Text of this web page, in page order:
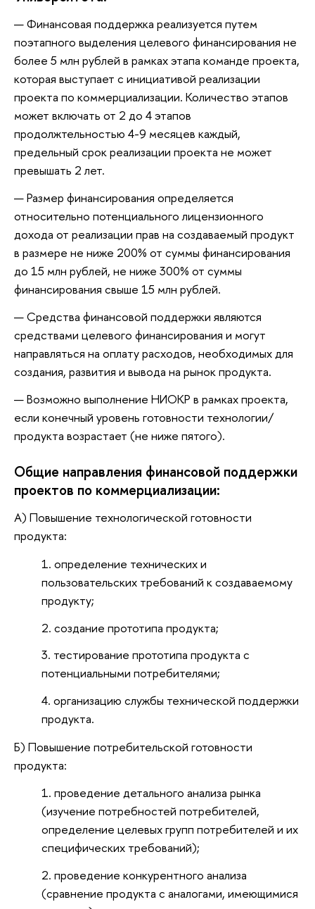
Финансовая поддержка реализуется путем
поэтапного выделения целевого финансирования не
более 5 млн рублей в рамках этапа команде проекта,
которая выступает с инициативой реализации
проекта по коммерциализации. Количество этапов
может включать от 2 до 4 этапов
продолжтельностью 4-9 месяцев каждый,
предельный срок реализации проекта не может
превышать 2 лет.
Размер финансирования определяется
относительно потенциального лицензионного
дохода от реализации прав на создаваемый продукт
в размере не ниже 200% от суммы финансирования
до 15 млн рублей, не ниже 300% от суммы
финансирования свыше 15 млн рублей.
Средства финансовой поддержки являются
средствами целевого финансирования и могут
направляться на оплату расходов, необходимых для
создания, развития и вывода на рынок продукта.
Возможно выполнение НИОКР в рамках проекта,
если конечный уровень готовности технологии/
продукта возрастает (не ниже пятого).
Общие направления финансовой поддержки
проектов по коммерциализации:
А) Повышение технологической готовности
продукта:
определение технических и
пользовательских требований к создаваемому
продукту;
создание прототипа продукта;
тестирование прототипа продукта с
потенциальными потребителями;
организацию службы технической поддержки
продукта.
Б) Повышение потребительской готовности
продукта:
проведение детального анализа рынка
(изучение потребностей потребителей,
определение целевых групп потребителей и их
специфических требований);
проведение конкурентного анализа
(сравнение продукта с аналогами, имеющимися